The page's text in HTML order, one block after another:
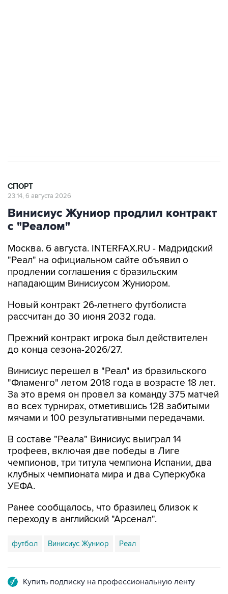
СПОРТ
23:14, 6 августа 2026
Винисиус Жуниор продлил контракт
с "Реалом"
Москва. 6 августа. INTERFAX.RU - Мадридский
"Реал" на официальном сайте объявил о
продлении соглашения с бразильским
нападающим Винисиусом Жуниором.
Новый контракт 26-летнего футболиста
рассчитан до 30 июня 2032 года.
Прежний контракт игрока был действителен
до конца сезона-2026/27.
Винисиус перешел в "Реал" из бразильского
"Фламенго" летом 2018 года в возрасте 18 лет.
За это время он провел за команду 375 матчей
во всех турнирах, отметившись 128 забитыми
мячами и 100 результативными передачами.
В составе "Реала" Винисиус выиграл 14
трофеев, включая две победы в Лиге
чемпионов, три титула чемпиона Испании, два
клубных чемпионата мира и два Суперкубка
УЕФА.
Ранее сообщалось, что бразилец близок к
переходу в английский "Арсенал".
футбол Винисиус Жуниор Реал
Купить подписку на профессиональную ленту